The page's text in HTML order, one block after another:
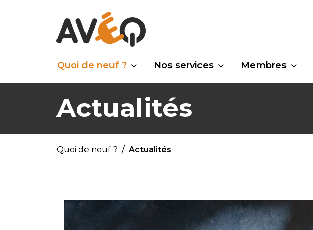
Quoi de neuf ? Nos services Membres
Actualités
Quoi de neuf ? Actualités